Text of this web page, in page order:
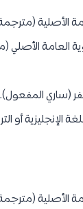
الأصلية (مترجمة
العامة الأصلي
(ساري المفعول).
الإنجليزية أو
الأصلية (مترجمة